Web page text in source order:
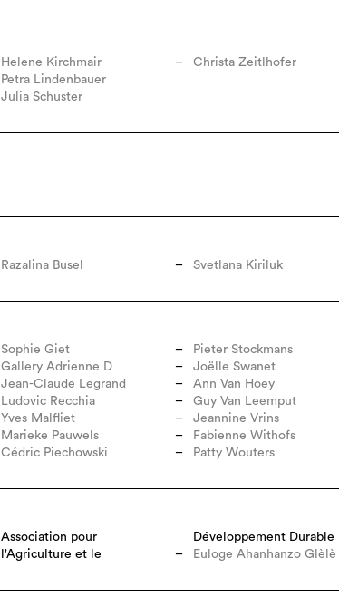
Helene Kirchmair
Petra Lindenbauer
Julia Schuster
Christa Zeitlhofer
Razalina Busel Svetlana Kiriluk
Sophie Giet
Gallery Adrienne D
Jean-Claude Legrand
Ludovic Recchia
Yves Malfliet
Marieke Pauwels
Cédric Piechowski
Pieter Stockmans
Joëlle Swanet
Ann Van Hoey
Guy Van Leemput
Jeannine Vrins
Fabienne Withofs
Patty Wouters
Association pour
l'Agriculture et le
Développement Durable
Euloge Ahanhanzo Glèlè